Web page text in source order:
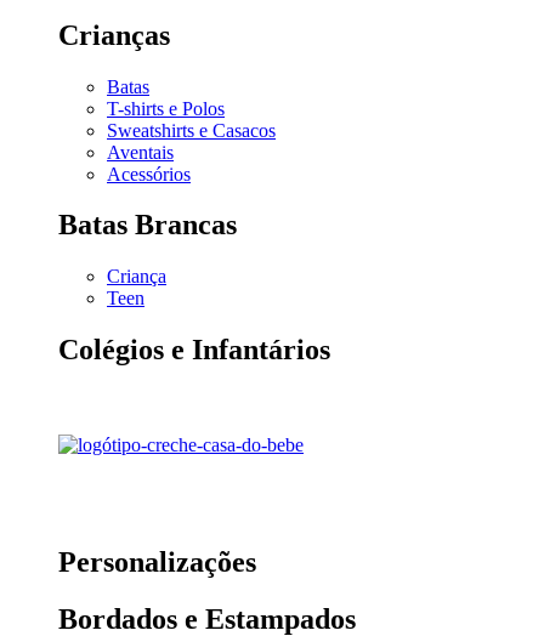
Crianças
Batas
T-shirts e Polos
Sweatshirts e Casacos
Aventais
Acessórios
Batas Brancas
Criança
Teen
Colégios e Infantários
Personalizações
Bordados e Estampados